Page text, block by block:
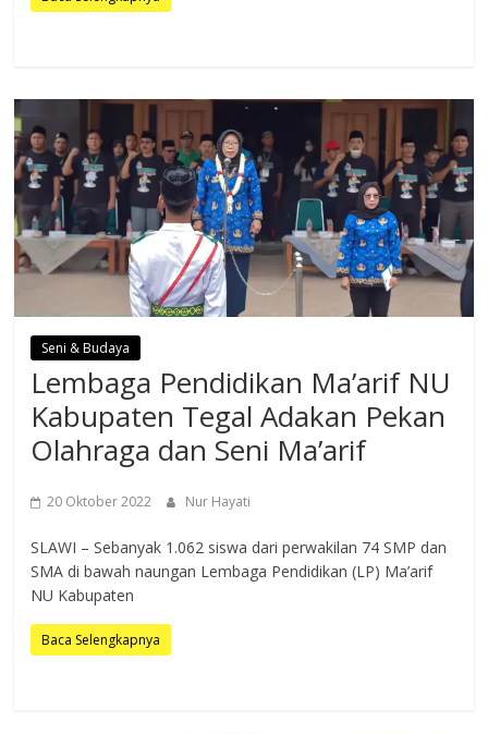
Seni & Budaya
Lembaga Pendidikan Ma’arif NU
Kabupaten Tegal Adakan Pekan
Olahraga dan Seni Ma’arif
20 Oktober 2022 Nur Hayati
SLAWI – Sebanyak 1.062 siswa dari perwakilan 74 SMP dan
SMA di bawah naungan Lembaga Pendidikan (LP) Ma’arif
NU Kabupaten
Baca Selengkapnya